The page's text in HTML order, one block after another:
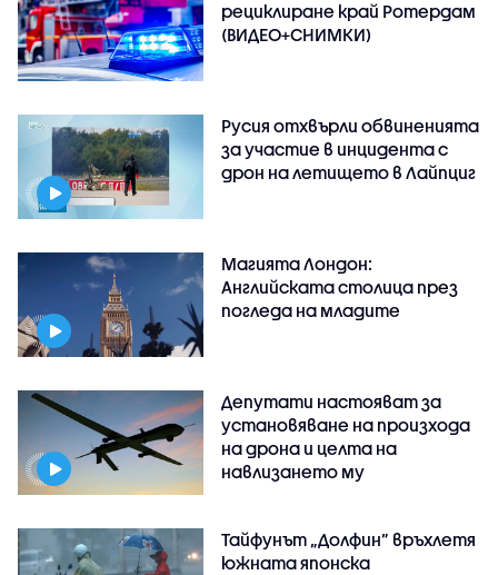
рециклиране край Ротердам
(ВИДЕО+СНИМКИ)
Русия отхвърли обвиненията
за участие в инцидента с
дрон на летището в Лайпциг
Магията Лондон:
Английската столица през
погледа на младите
Депутати настояват за
установяване на произхода
на дрона и целта на
навлизането му
Тайфунът „Долфин” връхлетя
южната японска